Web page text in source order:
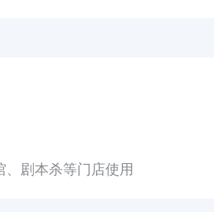
剧本杀等门店使用